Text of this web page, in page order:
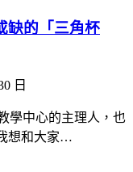
缺的「三角杯
日
學中心的主理人，也
想和大家…